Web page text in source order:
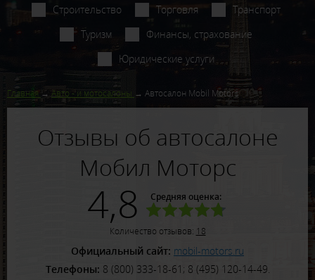
Строительство
Торговля
Транспорт
Туризм
Финансы, страхование
Юридические услуги
Главная Авто - и мотосалоны Автосалон Mobil Motors
Отзывы об автосалоне
Мобил Моторс
Средняя оценка:
4,8
Количество отзывов: 18
Официальный сайт: mobil-motors.ru
Телефоны: 8 (800) 333-18-61; 8 (495) 120-14-49.